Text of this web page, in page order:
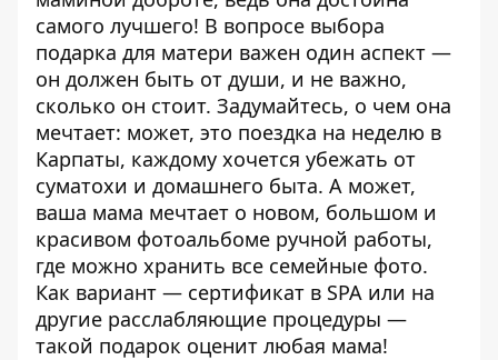
самого лучшего! В вопросе выбора
подарка для матери важен один аспект —
он должен быть от души, и не важно,
сколько он стоит. Задумайтесь, о чем она
мечтает: может, это поездка на неделю в
Карпаты, каждому хочется убежать от
суматохи и домашнего быта. А может,
ваша мама мечтает о новом, большом и
красивом фотоальбоме ручной работы,
где можно хранить все семейные фото.
Как вариант — сертификат в SPA или на
другие расслабляющие процедуры —
такой подарок оценит любая мама!